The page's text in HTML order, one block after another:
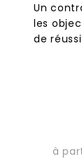
Un
les
de
à